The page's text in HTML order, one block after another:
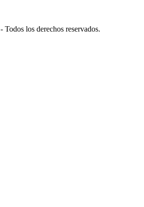
- Todos los derechos reservados.